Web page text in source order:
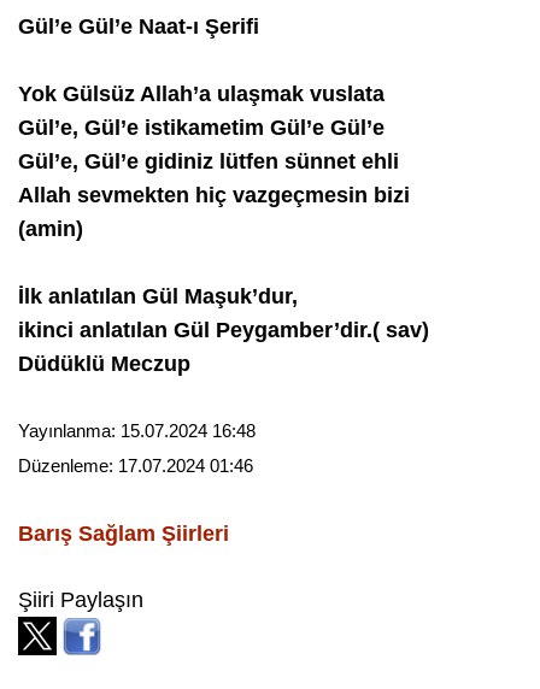
Gül’e Gül’e Naat-ı Şerifi
Yok Gülsüz Allah’a ulaşmak vuslata
Gül’e, Gül’e istikametim Gül’e Gül’e
Gül’e, Gül’e gidiniz lütfen sünnet ehli
Allah sevmekten hiç vazgeçmesin bizi
(amin)
İlk anlatılan Gül Maşuk’dur,
ikinci anlatılan Gül Peygamber’dir.( sav)
Düdüklü Meczup
Yayınlanma: 15.07.2024 16:48
Düzenleme: 17.07.2024 01:46
Barış Sağlam Şiirleri
Şiiri Paylaşın